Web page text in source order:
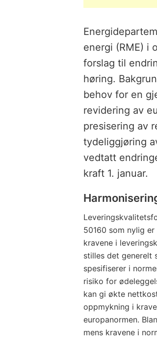
energi (RME) i
forslag til
høring.
behov for en
revidering av
presisering av
tydeliggjøring
vedtatt
kraft 1. januar.
50160 som nylig
kravene i
stilles det generelt
spesifiserer i
risiko for
kan gi økte
oppmykning i
europanormen.
mens kravene i